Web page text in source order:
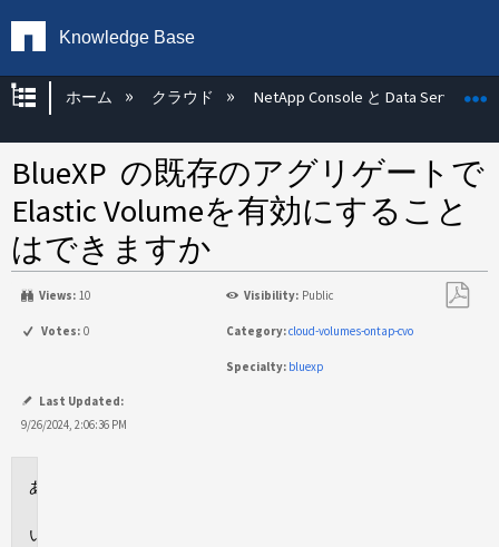
Knowledge Base
グローバル階層を展開/折りたたむ
ホーム クラウド NetApp Console と Data Services
BlueXP の既存のアグリゲートで
Elastic Volumeを有効にすること
はできますか
Views: 10 Visibility: Public
Votes: 0 Category:cloud-volumes-ontap-cvo
Specialty: bluexp
Last Updated:
9/26/2024, 2:06:36 PM